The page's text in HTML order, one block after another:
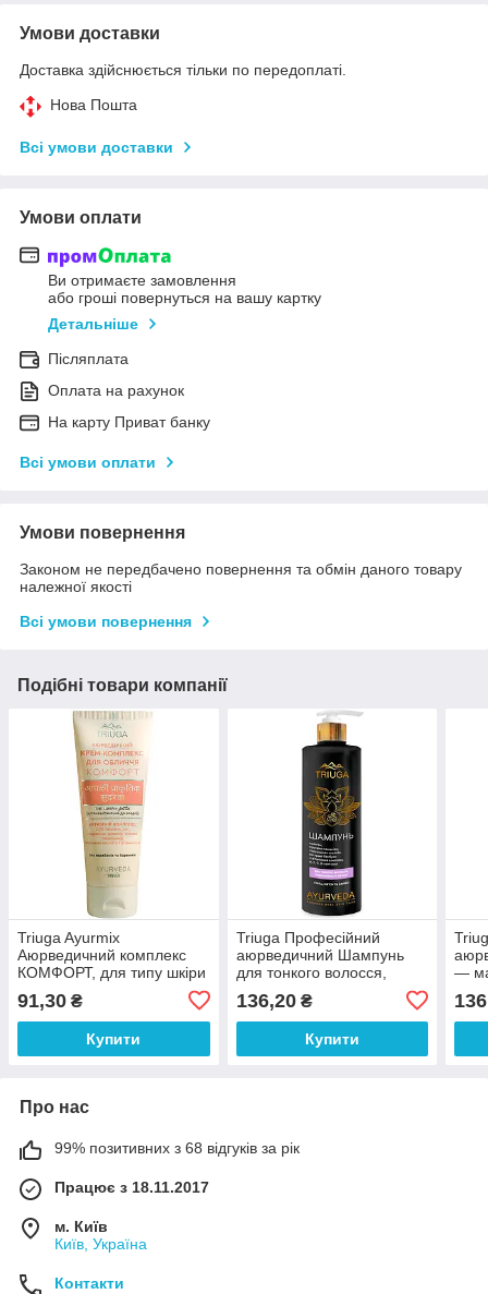
Умови доставки
Доставка здійснюється тільки по передоплаті.
Нова Пошта
Всі умови доставки
Умови оплати
Ви отримаєте замовлення
або гроші повернуться на вашу картку
Детальніше
Післяплата
Оплата на рахунок
На карту Приват банку
Всі умови оплати
Умови повернення
Законом не передбачено повернення та обмін даного товару
належної якості
Всі умови повернення
Подібні товари компанії
Triuga Ayurmix
Аюрведичний комплекс
КОМФОРТ, для типу шкіри
до Pita (чутлива шкіра) 75
мл
91,30 ₴
Купити
Triuga Професійний
аюрведичний Шампунь
для тонкого волосся,
Сила-об'єм — сяйво 500
мл
136,20₴
Купити
—
500
Про нас
99% позитивних з 68 відгуків за рік
Працює з 18.11.2017
м. Київ
Київ, Україна
Контакти